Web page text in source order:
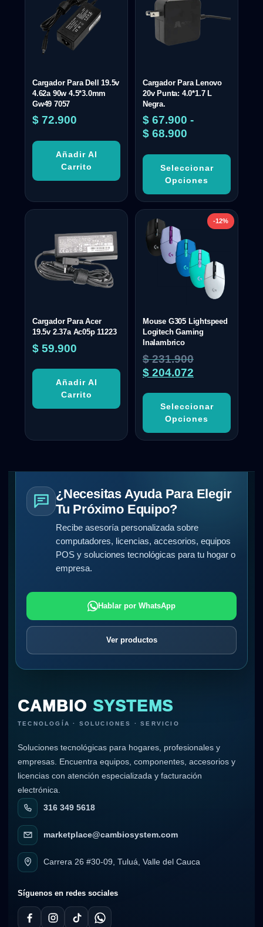
Cargador Para Dell 19.5v
4.62a 90w 4.5*3.0mm
Gw49 7057
$ 72.900
Añadir Al
Carrito
Cargador Para Lenovo
20v Punta: 4.0*1.7 L
Negra.
$ 67.900 -
$ 68.900
Seleccionar
Opciones
Cargador Para Acer
19.5v 2.37a Ac05p 11223
$ 59.900
Añadir Al
Carrito
-12%
Mouse G305 Lightspeed
Logitech Gaming
Inalambrico
$231.900
$ 204.072
Seleccionar
Opciones
¿Necesitas Ayuda Para Elegir
Tu Próximo Equipo?
Recibe asesoría personalizada sobre
computadores, licencias, accesorios, equipos
POS y soluciones tecnológicas para tu hogar o
empresa.
Hablar por WhatsApp
Ver productos
CAMBIO SYSTEMS
TECNOLOGÍA · SOLUCIONES · SERVICIO
Soluciones tecnológicas para hogares, profesionales y
empresas. Encuentra equipos, componentes, accesorios y
licencias con atención especializada y facturación
electrónica.
316 349 5618
marketplace@cambiosystem.com
Carrera 26 #30-09, Tuluá, Valle del Cauca
Síguenos en redes sociales